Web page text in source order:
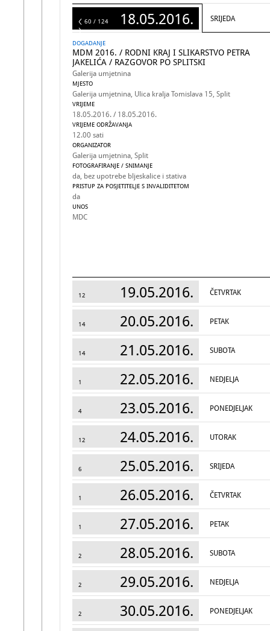
124 18.05.2016. SRIJEDA
60 / 124
DOGADANJE
MDM 2016. / RODNI KRAJ I SLIKARSTVO PETRA
JAKELIĆA / RAZGOVOR PO SPLITSKI
Galerija umjetnina
MJESTO
Galerija umjetnina, Ulica kralja Tomislava 15, Split
VRIJEME
18.05.2016. / 18.05.2016.
VRIJEME ODRŽAVANJA
12.00 sati
ORGANIZATOR
Galerija umjetnina, Split
FOTOGRAFIRANJE / SNIMANJE
da, bez upotrebe bljeskalice i stativa
PRISTUP ZA POSJETITELJE S INVALIDITETOM
da
UNOS
MDC
12 19.05.2016. ČETVRTAK
14 20.05.2016. PETAK
14 21.05.2016. SUBOTA
1 22.05.2016. NEDJELJA
4 23.05.2016. PONEDJELJAK
12 24.05.2016. UTORAK
6 25.05.2016. SRIJEDA
1 26.05.2016. ČETVRTAK
1 27.05.2016. PETAK
2 28.05.2016. SUBOTA
2 29.05.2016. NEDJELJA
2 30.05.2016. PONEDJELJAK